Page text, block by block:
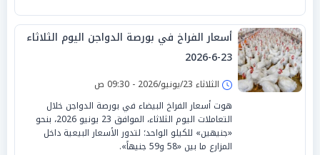
أسعار الفراخ في بورصة الدواجن اليوم الثلاثاء
23-6-2026
الثلاثاء 23/يونيو/2026 - 09:30 ص
هوت أسعار الفراخ البيضاء في بورصة الدواجن خلال
التعاملات اليوم الثلاثاء، الموافق 23 يونيو 2026، بنحو
«جنيهين» للكيلو الواحد؛ لتدور الأسعار البيعية داخل
المزارع ما بين «58 و59 جنيهاً».